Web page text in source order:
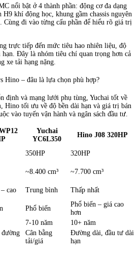
nổi bật ở 4 thành phần: động cơ đa dạng
khí động học, khung gầm chassis nguyên
Cùng đi vào từng cấu phần để hiểu rõ giá trị
trực tiếp đến mức tiêu hao nhiên liệu, độ
Đây là nhóm tiêu chí quan trọng hơn cả
xe tải hạng nặng.
Hino – đâu là lựa chọn phù hợp?
định và mạng lưới phụ tùng, Yuchai tốt về
Hino tối ưu về độ bền dài hạn và giá trị bán
vào tuyến vận hành và ngân sách đầu tư.
Yuchai
YC6L350
Hino J08 320HP
350HP
320HP
~8.400 cm³
~7.700 cm³
cao Trung bình
Thấp nhất
Phổ biến
Phổ biến – giá cao
hơn
7-10 năm
10+ năm
đường
Cân bằng
tải/giá
Đường dài, đầu tư dài
hạn